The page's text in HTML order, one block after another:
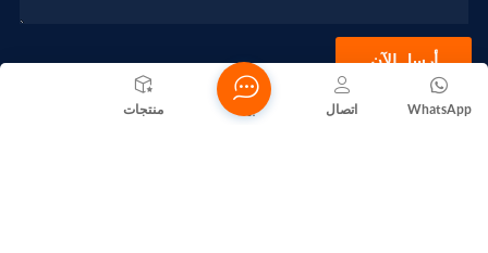
أرسل الآن
منتجات WhatsApp اتصال